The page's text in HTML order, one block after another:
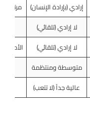
إرادي (بإرادة الإنسان)
مرتبطة
لا إرادي (تلقائي)
لا إرادي (تلقائي)
الأمعاء
متوسطة ومنتظمة
عالية جداً (لا تتعب)